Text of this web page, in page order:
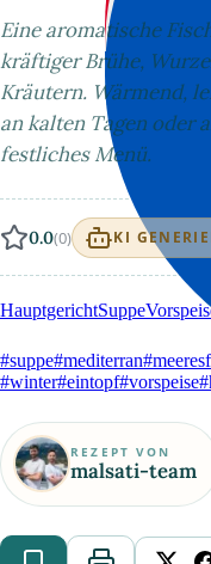
Eine aromatische
kräftiger Brühe,
Kräutern. Wärmend,
an kalten Tagen oder
festliches Menü.
0.0(0) KI
HauptgerichtSuppe
#suppe#mediterran
#winter#eintopf#vorspeise
REZEPT VON
malsati-team